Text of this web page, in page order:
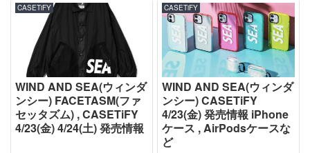
CASETiFY
WIND AND SEA(ウィンダ
ンシー) FACETASM(ファ
セッタズム) , CASETiFY
4/23(金) 4/24(土) 発売情報
CASETiFY
WIND AND SEA(ウィンダ
ンシー) CASETiFY
4/23(金) 発売情報 iPhone
ケース , AirPodsケースな
ど